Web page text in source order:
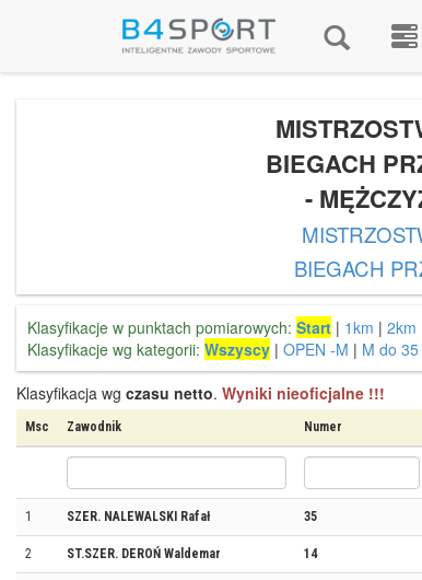
BIEGACH
-
BIEGACH
Klasyfikacje w punktach pomiarowych: Start | 1km | 2km
Klasyfikacje wg kategorii: Wszyscy | OPEN -M | M do
Klasyfikacja wg czasu netto. Wyniki nieoficjalne !!!
Msc Zawodnik Numer
1 SZER. NALEWALSKI Rafał 35
2 ST.SZER. DEROŃ Waldemar 14